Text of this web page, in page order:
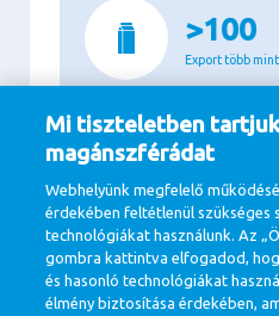
>100
Export több
94%
os zöldenergia
11.1
Mi tiszteletben
magánszférádat
Webhelyünk megfelelő
érdekében feltétlenül szükséges
technológiákat használunk. Az
gombra kattintva elfogadod,
és hasonló technológiákat
élmény biztosítása érdekében,